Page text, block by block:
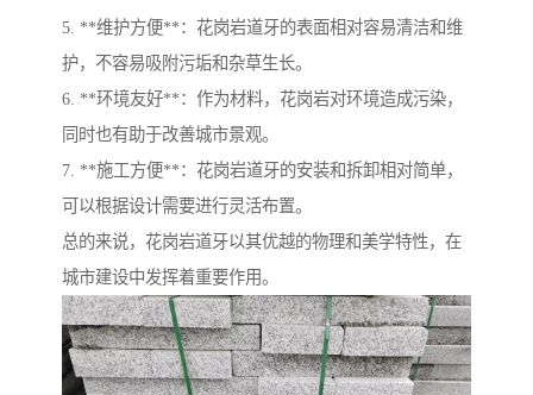
5. **维护方便**：花岗岩道牙的表面相对容易清洁和维
护，不容易吸附污垢和杂草生长。
6. **环境友好**：作为材料，花岗岩对环境造成污染，
同时也有助于改善城市景观。
7. **施工方便**：花岗岩道牙的安装和拆卸相对简单，
可以根据设计需要进行灵活布置。
总的来说，花岗岩道牙以其优越的物理和美学特性，在
城市建设中发挥着重要作用。